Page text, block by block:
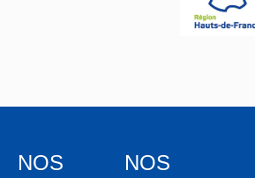
NOS
NOS